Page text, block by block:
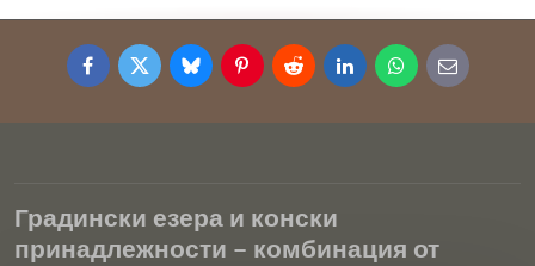
FacebookTwitterBlueskyPinterestRedditLinkedInWhatsApp
E-
mail
Градински езера и конски
принадлежности – комбинация от